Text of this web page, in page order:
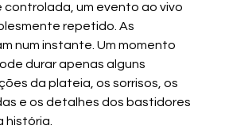
controlada, um evento ao vivo
repetido. As
num instante. Um momento
durar apenas alguns
da plateia, os sorrisos, os
e os detalhes dos bastidores
história.